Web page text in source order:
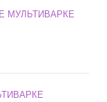
МУЛЬТИВАРКЕ